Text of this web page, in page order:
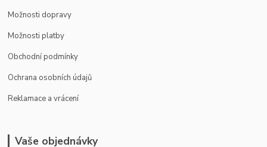
Možnosti dopravy
Možnosti platby
Obchodní podmínky
Ochrana osobních údajů
Reklamace a vrácení
Vaše objednávky